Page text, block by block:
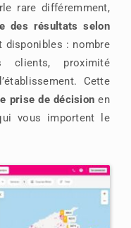
rare différemment,
des résultats selon
disponibles : nombre
clients, proximité
Cette
prise de décision en
vous importent le